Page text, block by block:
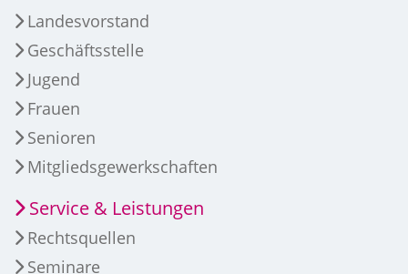
Landesvorstand
Geschäftsstelle
Jugend
Frauen
Senioren
Mitgliedsgewerkschaften
Service & Leistungen
Rechtsquellen
Seminare